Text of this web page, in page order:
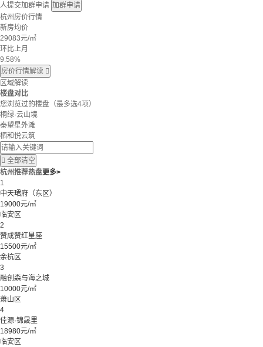
人提交加群申请 加群申请
杭州房价行情
新房均价
29083元/㎡
环比上月
9.58%
房价行情解读 
区域解读
楼盘对比
您浏览过的楼盘 （最多选4项）
桐绿·云山境
秦望星外滩
栖和悦云筑
 全部清空
杭州推荐热盘更多>
1
中天珺府（东区）
19000元/㎡
临安区
2
赞成赞红星座
15500元/㎡
余杭区
3
融创森与海之城
10000元/㎡
萧山区
4
佳源·锦晟里
18980元/㎡
临安区